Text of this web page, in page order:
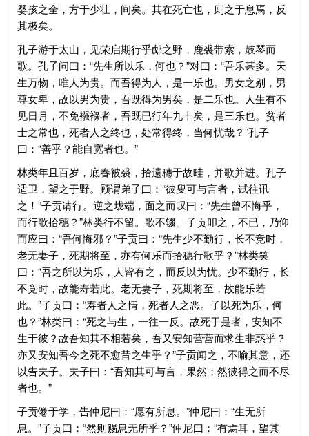
婴孩之全，方于少壮，间矣。其在死亡也，则之于息焉，反
其极矣。
孔子游于太山，见荣启期行乎郕之野，鹿裘带索，鼓琴而
歌。孔子问曰：“先生所以乐，何也？”对曰：“吾乐甚多。天
生万物，唯人为贵。而吾得为人，是一乐也。男女之别，男
尊女卑，故以男为贵，吾既得为男矣，是二乐也。人生有不
见日月，不免襁褓者，吾既已行年九十矣，是三乐也。贫者
士之常也，死者人之终也，处常得终，当何忧哉？”孔子
曰：“善乎？能自宽者也。”
林类年且百岁，底春被裘，拾遗穗于故畦，并歌并进。孔子
适卫，望之于野。顾谓弟子曰：“彼叟可与言者，试往讯
之！”子贡请行。逆之垅端，面之而叹曰：“先生曾不悔乎，
而行歌拾穗？”林类行不留。歌不辍。子贡叩之，不已，乃仰
而应曰：“吾何悔邪？”子贡曰：“先生少不勤行，长不竞时，
老无妻子，死期将至，亦有何乐而拾穗行歌乎？”林类笑
曰：“吾之所以为乐，人皆有之，而反以为忧。少不勤行，长
不竞时，故能寿若此。老无妻子，死期将至，故能乐若
此。”子贡曰：“寿者人之情，死者人之恶。子以死为乐，何
也？”林类曰：“死之与生，一往一反。故死于是者，安知不
生于彼？故吾知其不相若矣，吾又安知营营而求生非惑乎？
亦又安知吾今之死不愈昔之生乎？”子贡闻之，不喻其意，还
以告夫子。夫子曰：“吾知其可与言，果然；然彼得之而不尽
者也。”
子贡倦于学，告仲尼曰：“愿有所息。”仲尼曰：“生无所
息。”子贡曰：“然则赐息无所乎？”仲尼曰：“有焉耳，望其